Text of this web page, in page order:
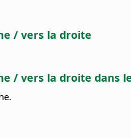
/ vers la droite
/ vers la droite dans